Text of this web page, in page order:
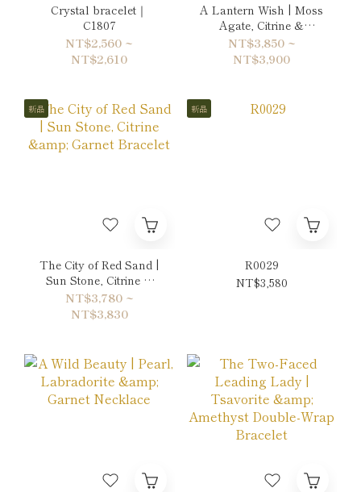
Crystal bracelet｜
C1807
NT$2,560 ~
NT$2,610
A Lantern Wish | Moss
Agate, Citrine &
Hematite Bracelet
NT$3,850 ~
NT$3,900
新品
The City of Red Sand |
Sun Stone, Citrine &
Garnet Bracelet
NT$3,780 ~
NT$3,830
新品
R0029
NT$3,580